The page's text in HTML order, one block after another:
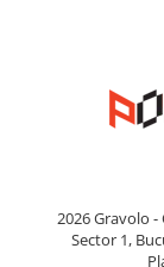
2026 Gravolo
Sector 1,